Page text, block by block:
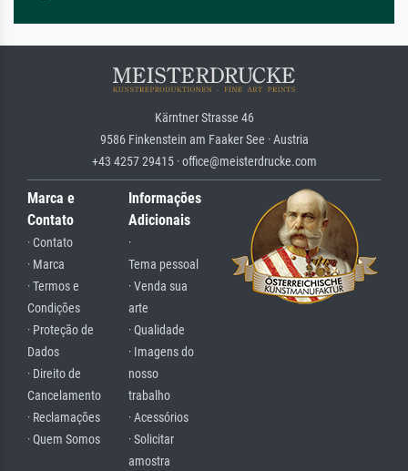
Kärntner Strasse 46
9586 Finkenstein am Faaker See · Austria
+43 4257 29415 · office@meisterdrucke.com
Marca e
Contato
· Contato
· Marca
· Termos e
Condições
· Proteção de
Dados
· Direito de
Cancelamento
· Reclamações
· Quem Somos
Informações
Adicionais
·
Tema pessoal
· Venda sua
arte
· Qualidade
· Imagens do
nosso
trabalho
· Acessórios
· Solicitar
amostra